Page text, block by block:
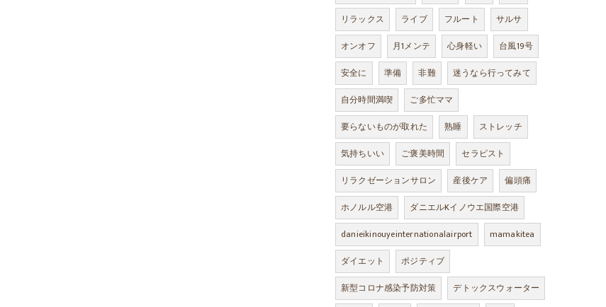
リラックス
ライブ フルート
サルサ
オンオフ
月1メンテ 心身軽い
台風19号
安全に
準備 非難
迷うなら行ってみて
自分時間満喫
ご多忙ママ
要らないものが取れた
熟睡
ストレッチ
気持ちいい
ご褒美時間
セラピスト
リラクゼーションサロン
産後ケア
偏頭痛
ホノルル空港
ダニエルKイノウエ国際空港
danieikinouyeinternationalairport
mamakitea
ダイエット
ポジティブ
新型コロナ感染予防対策
デトックスウォーター